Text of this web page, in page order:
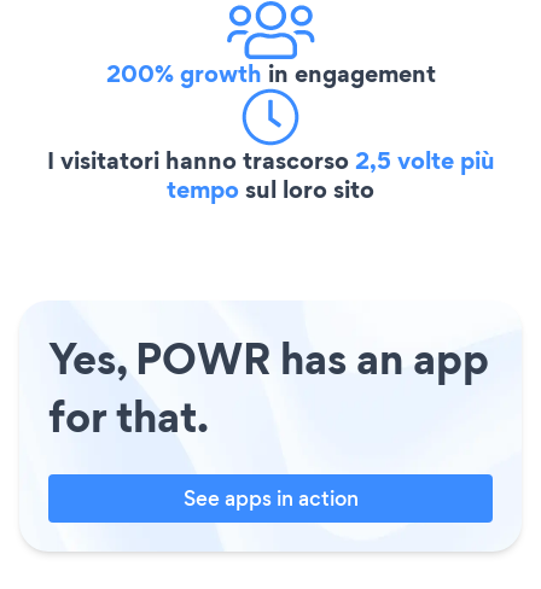
200% growth in engagement
I visitatori hanno trascorso2,5 volte più
temposul loro sito
Yes, POWR has an app
for that.
See apps in action